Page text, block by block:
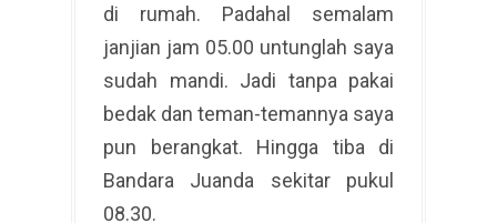
di rumah. Padahal semalam
janjian jam 05.00 untunglah saya
sudah mandi. Jadi tanpa pakai
bedak dan teman-temannya saya
pun berangkat. Hingga tiba di
Bandara Juanda sekitar pukul
08.30.